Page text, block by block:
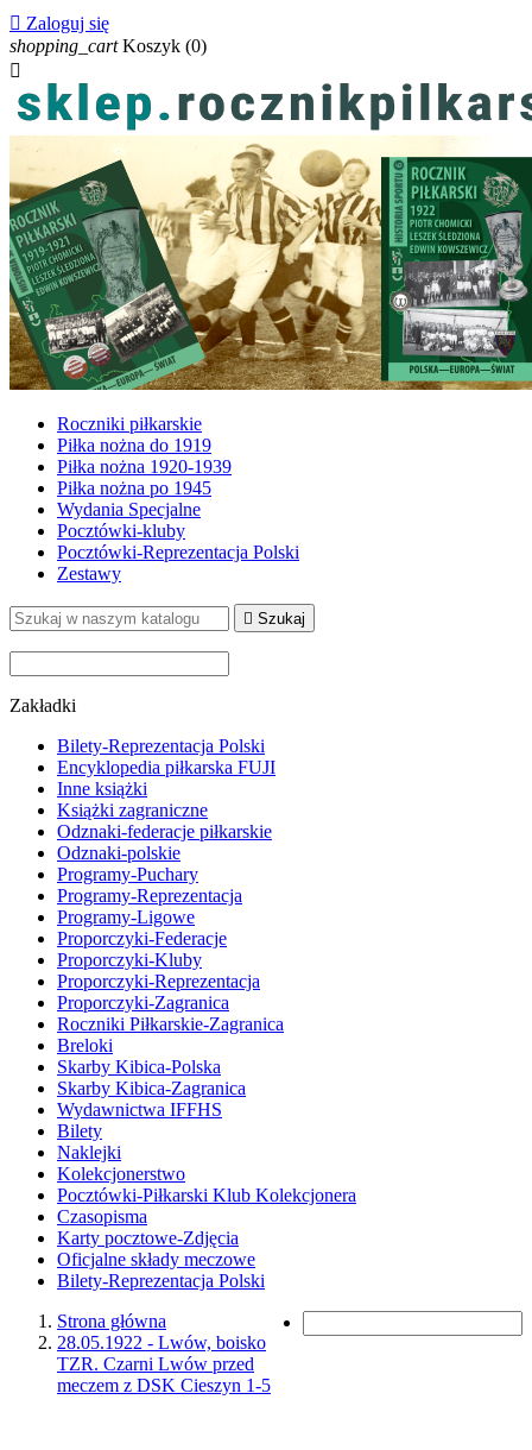
 Zaloguj się
shopping_cart Koszyk (0)

Roczniki piłkarskie
Piłka nożna do 1919
Piłka nożna 1920-1939
Piłka nożna po 1945
Wydania Specjalne
Pocztówki-kluby
Pocztówki-Reprezentacja Polski
Zestawy
 Szukaj
Zakładki
Bilety-Reprezentacja Polski
Encyklopedia piłkarska FUJI
Inne książki
Książki zagraniczne
Odznaki-federacje piłkarskie
Odznaki-polskie
Programy-Puchary
Programy-Reprezentacja
Programy-Ligowe
Proporczyki-Federacje
Proporczyki-Kluby
Proporczyki-Reprezentacja
Proporczyki-Zagranica
Roczniki Piłkarskie-Zagranica
Breloki
Skarby Kibica-Polska
Skarby Kibica-Zagranica
Wydawnictwa IFFHS
Bilety
Naklejki
Kolekcjonerstwo
Pocztówki-Piłkarski Klub Kolekcjonera
Czasopisma
Karty pocztowe-Zdjęcia
Oficjalne składy meczowe
Bilety-Reprezentacja Polski
Strona główna
28.05.1922 - Lwów, boisko
TZR. Czarni Lwów przed
meczem z DSK Cieszyn 1-5